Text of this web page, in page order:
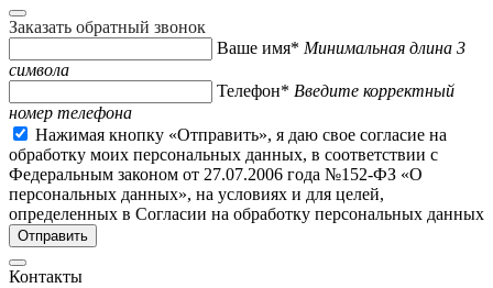
Заказать обратный звонок
Ваше имя* Минимальная длина 3
символа
Телефон* Введите корректный
номер телефона
Нажимая кнопку «Отправить», я даю свое согласие на
обработку моих персональных данных, в соответствии с
Федеральным законом от 27.07.2006 года №152-ФЗ «О
персональных данных», на условиях и для целей,
определенных в Согласии на обработку персональных данных
Контакты